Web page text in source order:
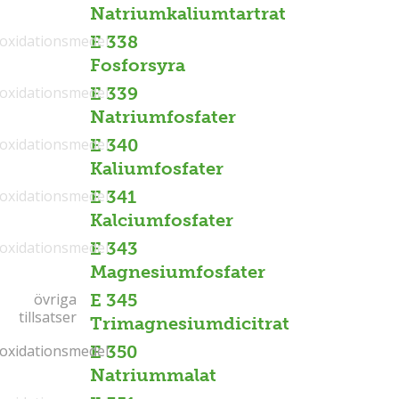
Natriumkaliumtartrat
E 338
Fosforsyra
E 339
Natriumfosfater
E 340
Kaliumfosfater
E 341
Kalciumfosfater
E 343
Magnesiumfosfater
E 345
Trimagnesiumdicitrat
övriga
tillsatser
övriga
tillsatser
E 350
Natriummalat